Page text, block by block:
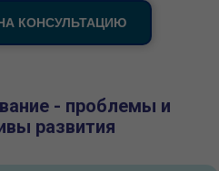
КОНСУЛЬТАЦИЮ
- проблемы и
развития